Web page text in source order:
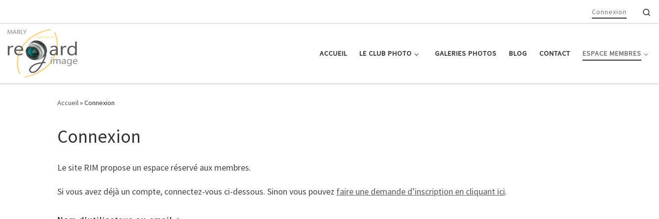
Connexion
ACCUEIL LE CLUB PHOTO GALERIES PHOTOS BLOG CONTACT ESPACE MEMBRES
Accueil»Connexion
Connexion
Le site RIM propose un espace réservé aux membres.
Si vous avez déjà un compte, connectez-vous ci-dessous. Sinon vous pouvez faire une demande d’inscription en cliquant ici.